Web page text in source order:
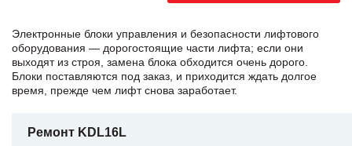
Электронные блоки управления и безопасности лифтового
оборудования — дорогостоящие части лифта; если они
выходят из строя, замена блока обходится очень дорого.
Блоки поставляются под заказ, и приходится ждать долгое
время, прежде чем лифт снова заработает.
Ремонт KDL16L